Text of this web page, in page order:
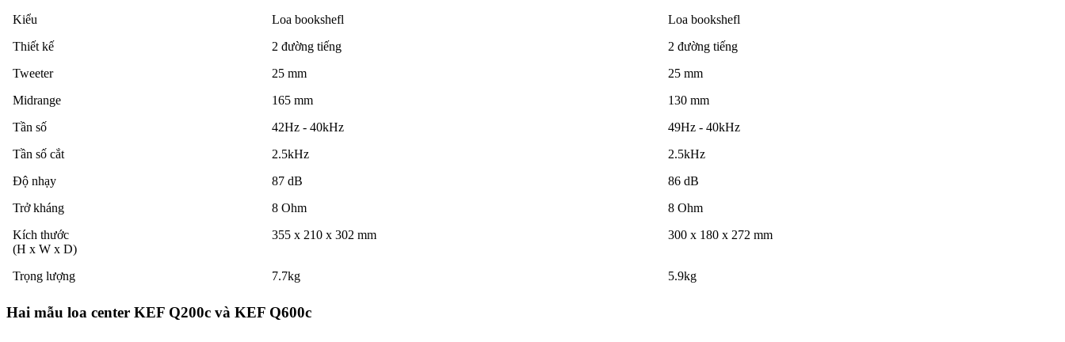
Kiểu
Loa bookshefl
Loa bookshefl
Thiết kế
2 đường tiếng
2 đường tiếng
Tweeter
25 mm
25 mm
Midrange
165 mm
130 mm
Tần số
42Hz - 40kHz
49Hz - 40kHz
Tần số cắt
2.5kHz
2.5kHz
Độ nhạy
87 dB
86 dB
Trở kháng
8 Ohm
8 Ohm
Kích thước
(H x W x D)
355 x 210 x 302 mm 300 x 180 x 272 mm
Trọng lượng 7.7kg 5.9kg
Hai mẫu loa center KEF Q200c và KEF Q600c